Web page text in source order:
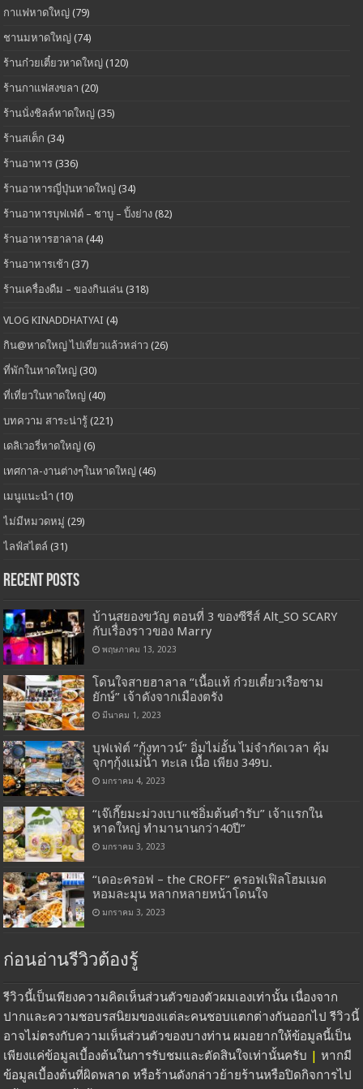
กาแฟหาดใหญ่ (79)
ชานมหาดใหญ่ (74)
ร้านก๋วยเตี๋ยวหาดใหญ่ (120)
ร้านกาแฟสงขลา (20)
ร้านนั่งชิลล์หาดใหญ่ (35)
ร้านสเต็ก (34)
ร้านอาหาร (336)
ร้านอาหารญี่ปุ่นหาดใหญ่ (34)
ร้านอาหารบุฟเฟ่ต์ – ชาบู – ปิ้งย่าง (82)
ร้านอาหารฮาลาล (44)
ร้านอาหารเช้า (37)
ร้านเครื่องดืม – ของกินเล่น (318)
VLOG KINADDHATYAI (4)
กิน@หาดใหญ่ ไปเที่ยวแล้วหล่าว (26)
ที่พักในหาดใหญ่ (30)
ที่เที่ยวในหาดใหญ่ (40)
บทความ สาระน่ารู้ (221)
เดลิเวอรี่หาดใหญ่ (6)
เทศกาล-งานต่างๆในหาดใหญ่ (46)
เมนูแนะนำ (10)
ไม่มีหมวดหมู่ (29)
ไลฟ์สไตล์ (31)
Recent Posts
บ้านสยองขวัญ ตอนที่ 3 ของซีรีส์ Alt_SO SCARY
กับเรื่องราวของ Marry
พฤษภาคม 13, 2023
โดนใจสายฮาลาล “เนื้อแท้ ก๋วยเตี๋ยวเรือชาม
ยักษ์” เจ้าดังจากเมืองตรัง
มีนาคม 1, 2023
บุฟเฟ่ต์ “กุ้งทาวน์” อิ่มไม่อั้น ไม่จำกัดเวลา คุ้ม
จุกๆกุ้งแม่น้ำ ทะเล เนื้อ เพียง 349บ.
มกราคม 4, 2023
“เจ๊เกี๊ยมะม่วงเบาแช่อิ่มต้นตำรับ” เจ้าแรกใน
หาดใหญ่ ทำมานานกว่า40ปี”
มกราคม 3, 2023
“เดอะครอฟ – the CROFF” ครอฟเฟิลโฮมเมด
หอมละมุน หลากหลายหน้าโดนใจ
มกราคม 3, 2023
ก่อนอ่านรีวิวต้องรู้
รีวิวนี้เป็นเพียงความคิดเห็นส่วนตัวของตัวผมเองเท่านั้น เนื่องจาก
ปากและความชอบรสนิยมของแต่ละคนชอบแตกต่างกันออกไป รีวิวนี้
อาจไม่ตรงกับความเห็นส่วนตัวของบางท่าน ผมอยากให้ข้อมูลนี้เป็น
เพียงแค่ข้อมูลเบื้องต้นในการรับชมและตัดสินใจเท่านั้นครับ
หากมี
ข้อมูลเบื้องต้นที่ผิดพลาด หรือร้านดังกล่าวย้ายร้านหรือปิดกิจการไป